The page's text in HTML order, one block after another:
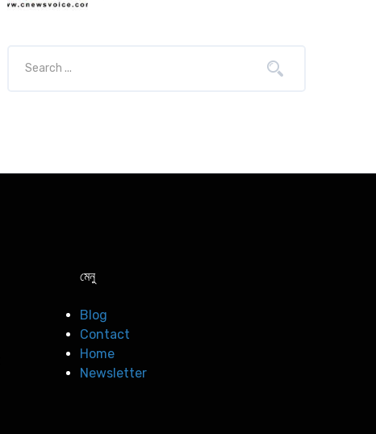
মেনু
Blog
Contact
Home
Newsletter